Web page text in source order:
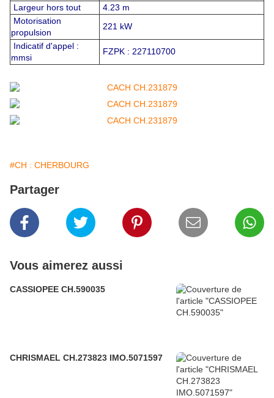
Largeur hors tout
4.23 m
Motorisation
propulsion
221 kW
Indicatif d'appel :
mmsi
FZPK : 227110700
#CH : CHERBOURG
Partager
Vous aimerez aussi
CASSIOPEE CH.590035
CHRISMAEL CH.273823 IMO.5071597